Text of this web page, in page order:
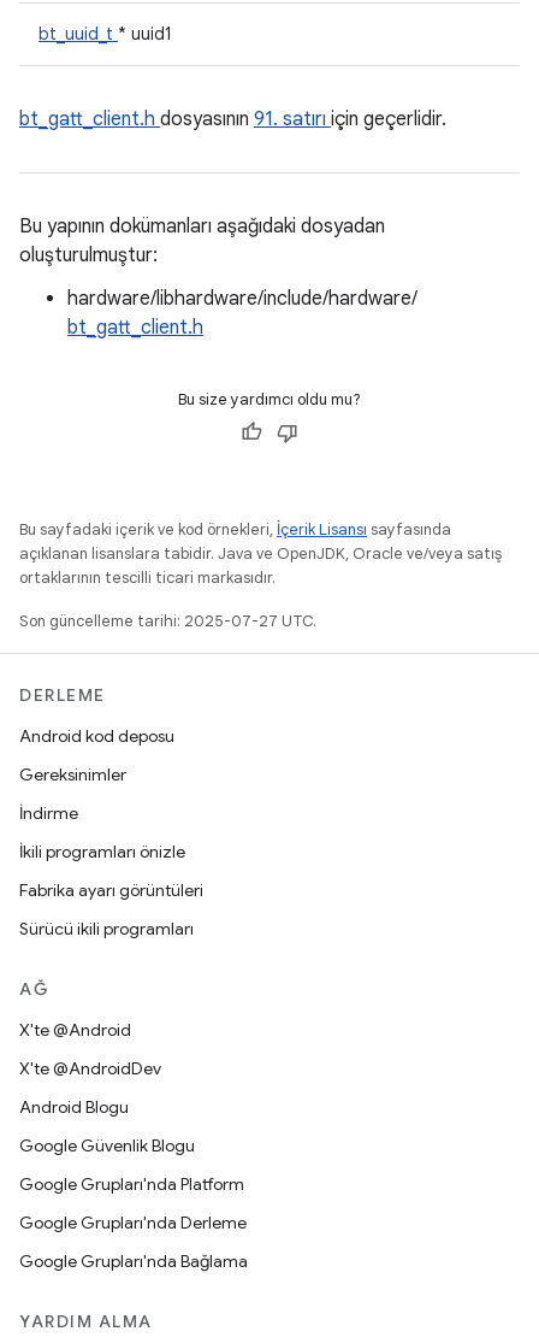
bt_uuid_t * uuid1
bt_gatt_client.h dosyasının 91. satırı için geçerlidir.
Bu yapının dokümanları aşağıdaki dosyadan
oluşturulmuştur:
hardware/libhardware/include/hardware/
bt_gatt_client.h
Bu size yardımcı oldu mu?
Bu sayfadaki içerik ve kod örnekleri, İçerik Lisansı sayfasında
açıklanan lisanslara tabidir. Java ve OpenJDK, Oracle ve/veya satış
ortaklarının tescilli ticari markasıdır.
Son güncelleme tarihi: 2025-07-27 UTC.
DERLEME
Android kod deposu
Gereksinimler
İndirme
İkili programları önizle
Fabrika ayarı görüntüleri
Sürücü ikili programları
AĞ
X'te @Android
X'te @AndroidDev
Android Blogu
Google Güvenlik Blogu
Google Grupları'nda Platform
Google Grupları'nda Derleme
Google Grupları'nda Bağlama
YARDIM ALMA